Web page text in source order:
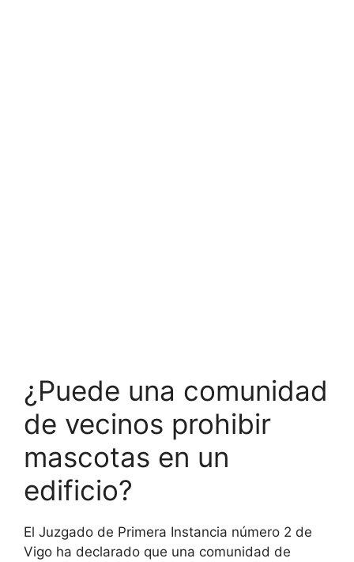
¿Puede una comunidad
de vecinos prohibir
mascotas en un
edificio?
El Juzgado de Primera Instancia número 2 de
Vigo ha declarado que una comunidad de